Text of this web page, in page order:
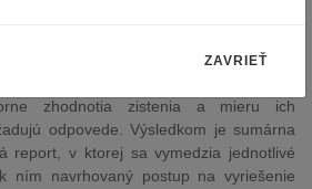
audit vykonal profesionálny tím právnych
zhodnotia zistenia a mieru ich
odpovede. Výsledkom je sumárna
report, v ktorej sa vymedzia jednotlivé
ním navrhovaný postup na vyriešenie
ZAVRIEŤ